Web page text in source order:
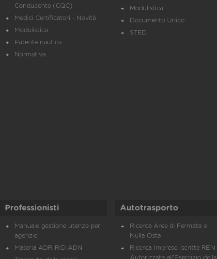
Conducente (CQC)
Medici Certificatori - Novità
Modulistica
Patente nautica
Normativa
Modulistica
Documento Unico
STED
Professionisti
Manuale gestione utenze per
agenzie
Materia ADR-RID-ADN
Autotrasporto
Ricerca Aree di Fermata e
Nulla Osta
Ricerca Imprese Iscritte REN
Autorizzate all'Esercizio della